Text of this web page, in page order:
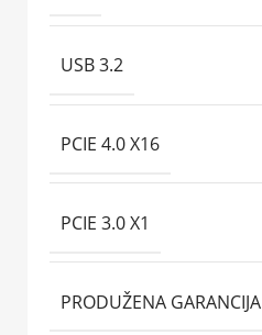
USB 3.2
PCIE 4.0 X16
PCIE 3.0 X1
PRODUŽENA GARANCIJA